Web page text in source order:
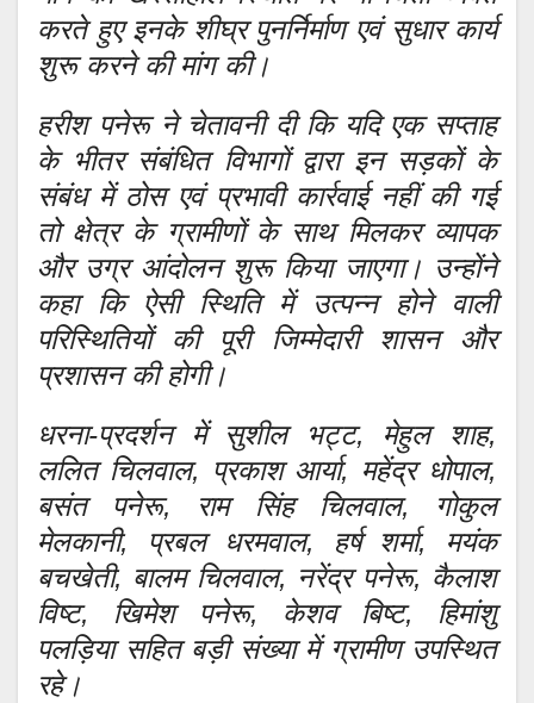
करते हुए इनके शीघ्र पुनर्निर्माण एवं सुधार कार्य
शुरू करने की मांग की।
हरीश पनेरू ने चेतावनी दी कि यदि एक सप्ताह
के भीतर संबंधित विभागों द्वारा इन सड़कों के
संबंध में ठोस एवं प्रभावी कार्रवाई नहीं की गई
तो क्षेत्र के ग्रामीणों के साथ मिलकर व्यापक
और उग्र आंदोलन शुरू किया जाएगा। उन्होंने
कहा कि ऐसी स्थिति में उत्पन्न होने वाली
परिस्थितियों की पूरी जिम्मेदारी शासन और
प्रशासन की होगी।
धरना-प्रदर्शन में सुशील भट्ट, मेहुल शाह,
ललित चिलवाल, प्रकाश आर्या, महेंद्र धोपाल,
बसंत पनेरू, राम सिंह चिलवाल, गोकुल
मेलकानी, प्रबल धरमवाल, हर्ष शर्मा, मयंक
बचखेती, बालम चिलवाल, नरेंद्र पनेरू, कैलाश
विष्ट, खिमेश पनेरू, केशव बिष्ट, हिमांशु
पलड़िया सहित बड़ी संख्या में ग्रामीण उपस्थित
रहे।